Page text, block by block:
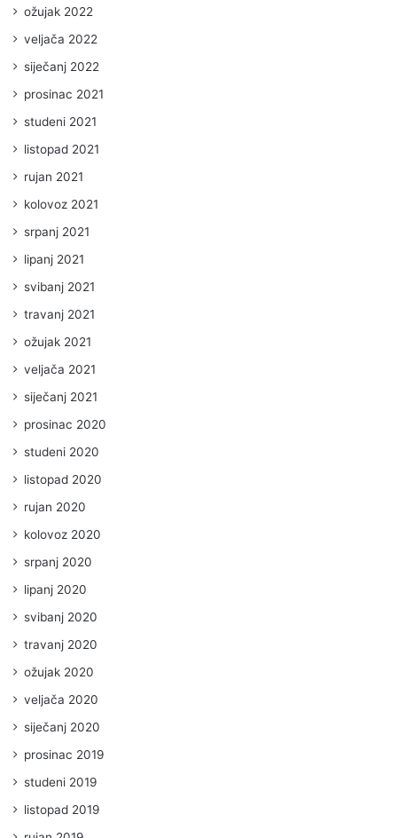
ožujak 2022
veljača 2022
siječanj 2022
prosinac 2021
studeni 2021
listopad 2021
rujan 2021
kolovoz 2021
srpanj 2021
lipanj 2021
svibanj 2021
travanj 2021
ožujak 2021
veljača 2021
siječanj 2021
prosinac 2020
studeni 2020
listopad 2020
rujan 2020
kolovoz 2020
srpanj 2020
lipanj 2020
svibanj 2020
travanj 2020
ožujak 2020
veljača 2020
siječanj 2020
prosinac 2019
studeni 2019
listopad 2019